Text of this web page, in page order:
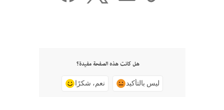
هل كانت هذه الصفحة مفيدة؟
نعم، شكرًا ليس بالتأكيد